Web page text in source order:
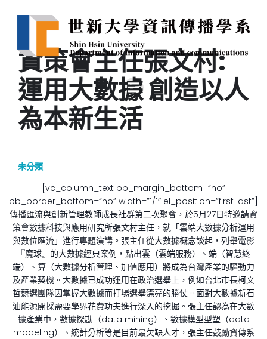
資策會主任張文村:
運用大數據 創造以人
為本新生活
未分類
[vc_column_text pb_margin_bottom=”no”
pb_border_bottom=”no” width=”1/1″ el_position=”first last”]
傳播匯流與創新管理教師成長社群第二次聚會，於5月27日特邀請資
策會數據科技與應用研究所張文村主任，就「雲端大數據分析運用
與數位匯流」進行專題演講。張主任從大數據概念談起，列舉電影
『魔球』的大數據經典案例，點出雲（雲端服務）、端（智慧終
端）、算（大數據分析管理、加值應用）將成為台灣產業的驅動力
及產業契機。大數據已成功運用在政治選舉上，例如台北市長柯文
哲競選團隊因掌握大數據而打場選舉漂亮的勝仗。面對大數據新石
油能源開採需要學界花費功夫進行深入的挖掘。張主任認為在大數
據產業中，數據探勘（data mining）、數據模型型塑（data
modeling）、統計分析等是目前最欠缺人才，張主任鼓勵資傳系